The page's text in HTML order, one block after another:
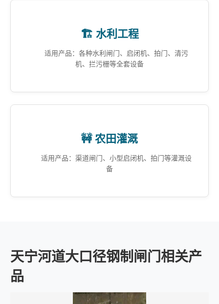
🏗️ 水利工程
适用产品：各种水利闸门、启闭机、拍门、清污
机、拦污栅等全套设备
🚧 农田灌溉
适用产品：渠道闸门、小型启闭机、拍门等灌溉设
备
天宁河道大口径钢制闸门相关产
品